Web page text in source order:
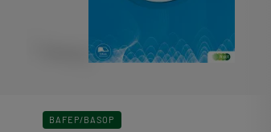
BAFEP/BASOP